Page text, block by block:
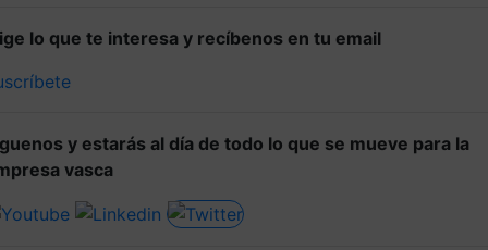
lo que te interesa y recíbenos en tu email
y estarás al día de todo lo que se mueve para la
vasca